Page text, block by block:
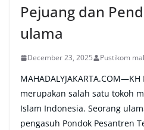
Pejuang dan
ulama
December 23, 2025 Pustikom
MAHADALYJAKARTA.COM—KH
merupakan salah satu tokoh
Islam Indonesia. Seorang
pengasuh Pondok Pesantren